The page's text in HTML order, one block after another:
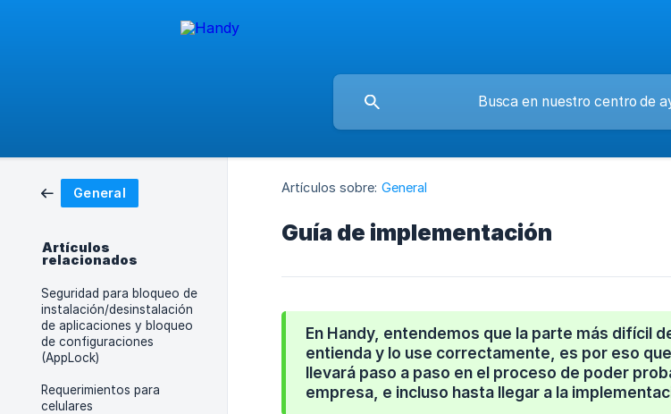
General
Artículos
relacionados
Seguridad para bloqueo de
instalación/desinstalación
de aplicaciones y bloqueo
de configuraciones
(AppLock)
Requerimientos para
celulares
Artículos sobre: General
Guía de implementación
En Handy, entendemos que la parte más difícil
entienda y lo use correctamente, es por eso
llevará paso a paso en el proceso de poder
empresa, e incluso hasta llegar a la